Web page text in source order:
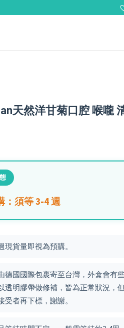
天然洋甘菊口腔 喉嚨
：須等 3-4 週
貨量即視為預購。
德國國際包裹寄至台灣，外盒會有
透明膠帶做修補，皆為正常狀況，
受者再下標，謝謝。